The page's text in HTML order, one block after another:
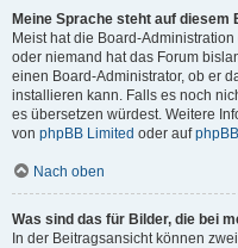
Meine Sprache steht auf diesem
Meist hat die Board-
oder niemand hat das Forum
einen Board-Administrator, ob er
installieren kann. Falls es noch
es übersetzen würdest. Weitere
von phpBB Limited oder auf
Nach oben
Was sind das für Bilder, die bei
In der Beitragsansicht können